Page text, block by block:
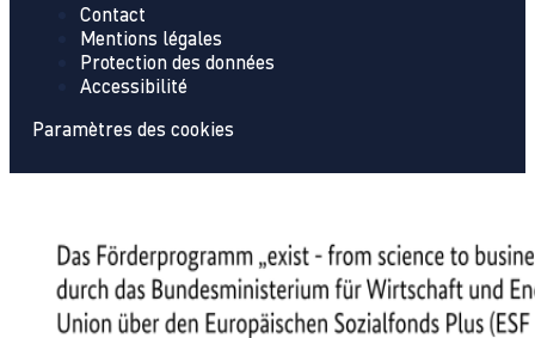
Contact
Mentions légales
Protection des données
Accessibilité
Paramètres des cookies